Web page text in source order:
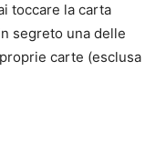
toccare la carta
segreto una delle
carte (esclusa